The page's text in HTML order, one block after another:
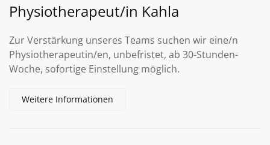
Physiotherapeut/in Kahla
Zur Verstärkung unseres Teams suchen wir eine/n
Physiotherapeutin/en, unbefristet, ab 30-Stunden-
Woche, sofortige Einstellung möglich.
Weitere Informationen